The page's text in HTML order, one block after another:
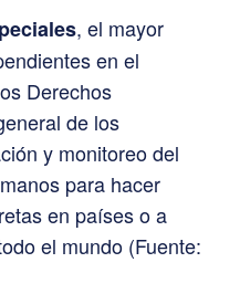
, el mayor
en el
Derechos
de los
y monitoreo del
para hacer
en países o a
el mundo (Fuente: